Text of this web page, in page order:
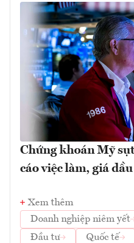
Chứng khoán Mỹ
cáo việc làm, giá
Xem thêm
Doanh nghiệp niêm yết
Đầu tư
Quốc tế